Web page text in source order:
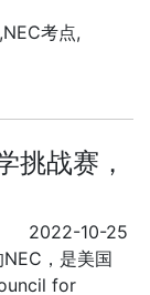
考点,
挑战赛，
2022-10-25
，是美国
for